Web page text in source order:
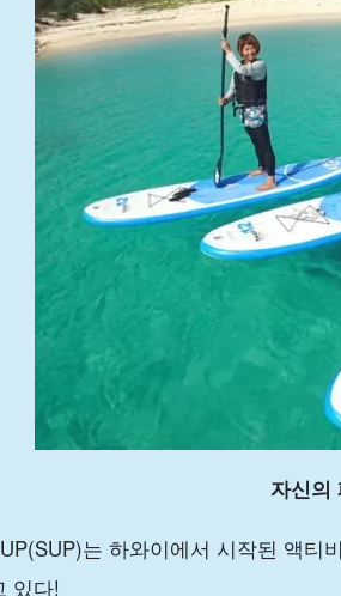
자신의
는 하와이에서 시작된 액티
있다!